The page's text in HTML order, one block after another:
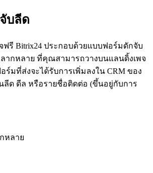
บลีด
รี Bitrix24 ประกอบด้วยแบบฟอร์มดักจับ
ากหลาย ที่คุณสามารถวางบนแลนดิ้งเพจ
มที่ส่งจะได้รับการเพิ่มลงใน CRM ของ
ด ดีล หรือรายชื่อติดต่อ (ขึ้นอยู่กับการ
หลาย